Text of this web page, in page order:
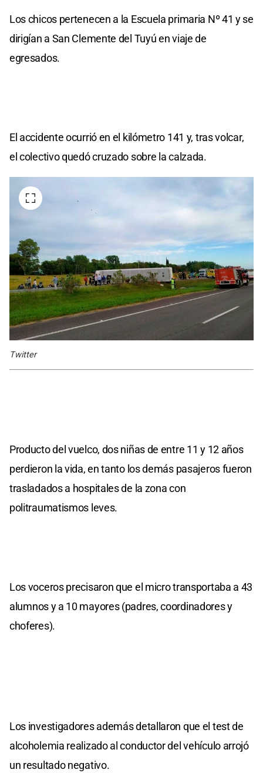
Los chicos pertenecen a la Escuela primaria Nº 41 y se
dirigían a San Clemente del Tuyú en viaje de
egresados.
El accidente ocurrió en el kilómetro 141 y, tras volcar,
el colectivo quedó cruzado sobre la calzada.
Twitter
Producto del vuelco, dos niñas de entre 11 y 12 años
perdieron la vida, en tanto los demás pasajeros fueron
trasladados a hospitales de la zona con
politraumatismos leves.
Los voceros precisaron que el micro transportaba a 43
alumnos y a 10 mayores (padres, coordinadores y
choferes).
Los investigadores además detallaron que el test de
alcoholemia realizado al conductor del vehículo arrojó
un resultado negativo.